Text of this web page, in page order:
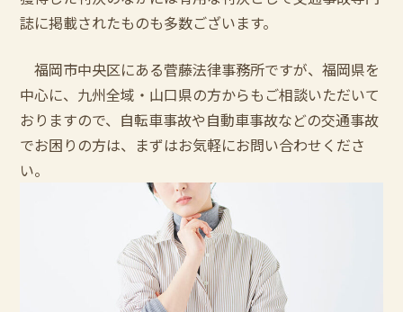
誌に掲載されたものも多数ございます。
福岡市中央区にある菅藤法律事務所ですが、福岡県を
中心に、九州全域・山口県の方からもご相談いただいて
おりますので、自転車事故や自動車事故などの交通事故
でお困りの方は、まずはお気軽にお問い合わせくださ
い。